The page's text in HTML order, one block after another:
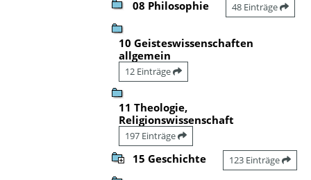
08 Philosophie 48 Einträge
10 Geisteswissenschaften
allgemein
12 Einträge
11 Theologie,
Religionswissenschaft
197 Einträge
15 Geschichte 123 Einträge